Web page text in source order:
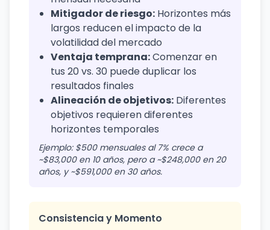
Mitigador de riesgo: Horizontes más
largos reducen el impacto de la
volatilidad del mercado
Ventaja temprana:Comenzar en
tus 20 vs. 30 puede duplicar los
resultados finales
Alineación de objetivos: Diferentes
objetivos requieren diferentes
horizontes temporales
Ejemplo: $500 mensuales al 7% crece a
~$83,000 en 10 años, pero a ~$248,000 en 20
años, y ~$591,000 en 30 años.
Consistencia y Momento